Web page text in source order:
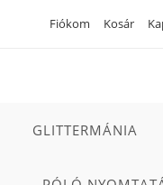
Fiókom Kosár
GLITTERMÁNIA